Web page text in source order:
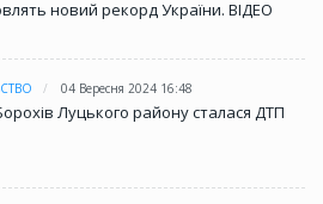
новий рекорд України. ВІДЕО
04 Вересня 2024 16:48
Луцького району сталася ДТП